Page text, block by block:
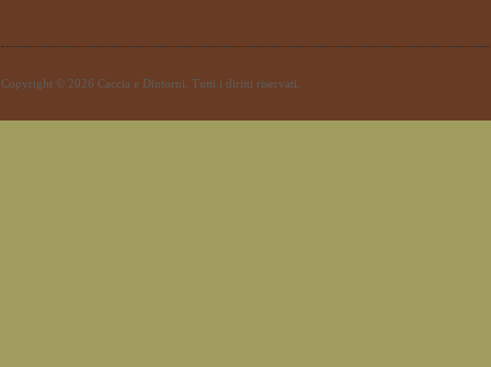
Copyright © 2026 Caccia e Dintorni. Tutti i diritti riservati.